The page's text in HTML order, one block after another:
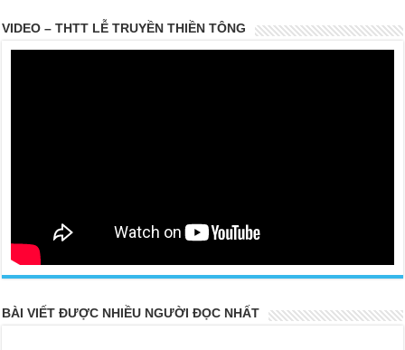
VIDEO – THTT LỄ TRUYỀN THIỀN TÔNG
BÀI VIẾT ĐƯỢC NHIỀU NGƯỜI ĐỌC NHẤT